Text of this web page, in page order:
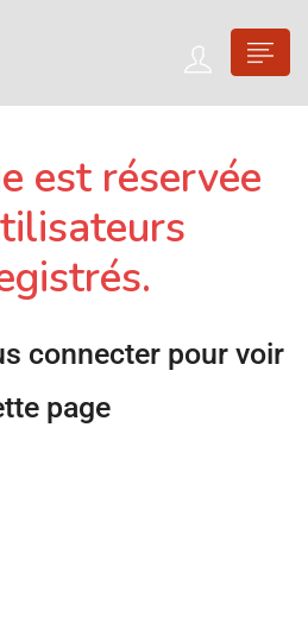
est réservée
connecter pour voir
page